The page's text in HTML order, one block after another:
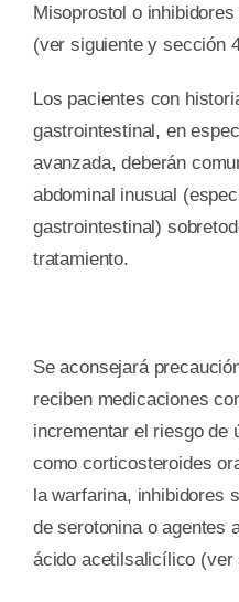
Misoprostol o
(ver siguiente y sección
Los pacientes con
gastrointestinal, en
avanzada, deberán
abdominal inusual
gastrointestinal)
tratamiento.
Se aconsejará
reciben medicaciones
incrementar el riesgo de
como corticosteroides
la warfarina, inhibidores
de serotonina o agentes
ácido acetilsalicílico (ver